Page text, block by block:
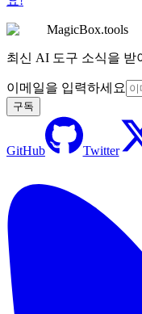
MagicBox.tools
최신 AI 도구 소식을 받
이메일을 입력하세요
구독
GitHub Twitter